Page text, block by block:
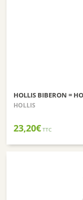
HOLLIS BIBERON =
HOLLIS
23,20€ TTC